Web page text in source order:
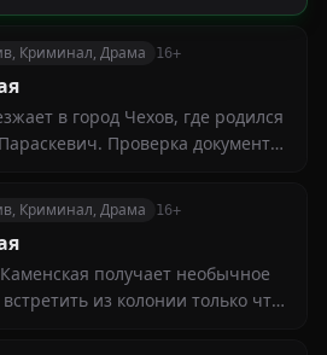
Криминал, Драма 16+
в город Чехов, где родился
Проверка документов
лет шла подпольная торговля
Криминал, Драма 16+
получает необычное
из колонии только что